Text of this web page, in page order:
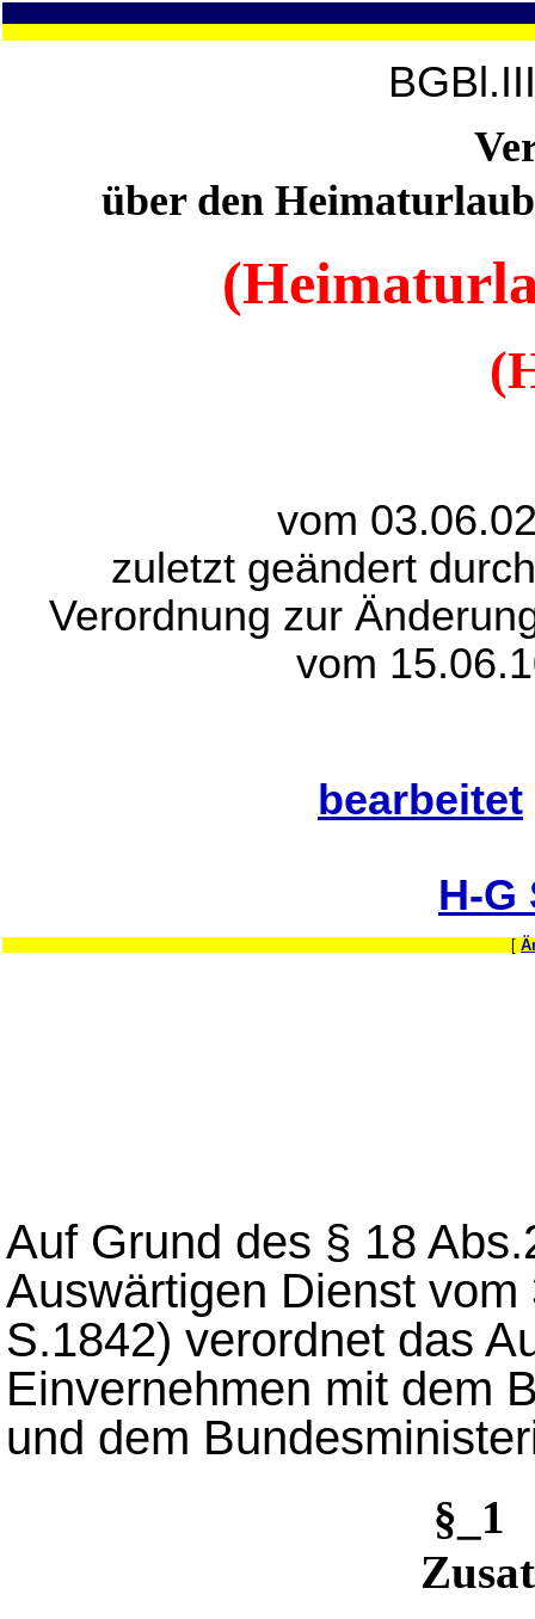
über den
vom
zuletzt geändert
Verordnung zur
vom
bearbeitet
H-G
[
Auf Grund des § 18
Auswärtigen Dienst
S.1842) verordnet das
Einvernehmen mit dem
und dem